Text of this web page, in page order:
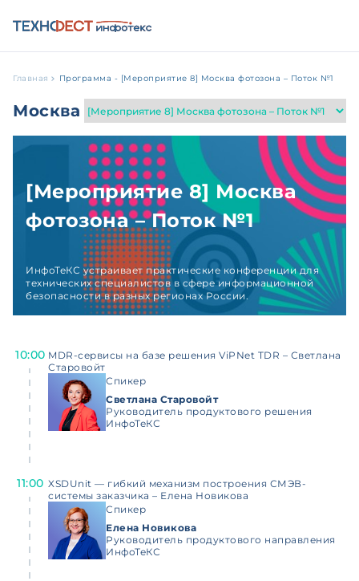
Главная Программа - [Мероприятие 8] Москва фотозона – Поток №1
Москва
[Мероприятие 8] Москва
фотозона – Поток №1
ИнфоТеКС устраивает практические конференции для
технических специалистов в сфере информационной
безопасности в разных регионах России.
10:00 MDR-сервисы на базе решения ViPNet TDR – Светлана
Старовойт
Спикер
Светлана Старовойт
Руководитель продуктового решения
ИнфоТеКС
11:00 XSDUnit — гибкий механизм построения СМЭВ-
системы заказчика – Елена Новикова
Спикер
Елена Новикова
Руководитель продуктового направления
ИнфоТеКС